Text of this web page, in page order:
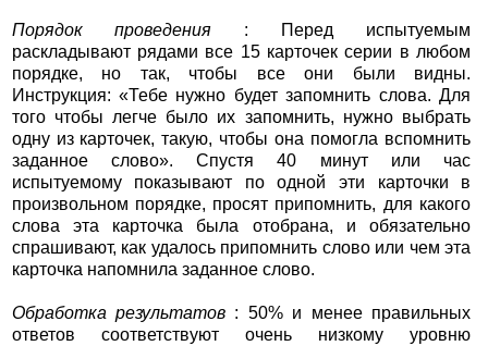
Порядок проведения : Перед испытуемым
раскладывают рядами все 15 карточек серии в любом
порядке, но так, чтобы все они были видны.
Инструкция: «Тебе нужно будет запомнить слова. Для
того чтобы легче было их запомнить, нужно выбрать
одну из карточек, такую, чтобы она помогла вспомнить
заданное слово». Спустя 40 минут или час
испытуемому показывают по одной эти карточки в
произвольном порядке, просят припомнить, для какого
слова эта карточка была отобрана, и обязательно
спрашивают, как удалось припомнить слово или чем эта
карточка напомнила заданное слово.
Обработка результатов : 50% и менее правильных
ответов соответствуют очень низкому уровню